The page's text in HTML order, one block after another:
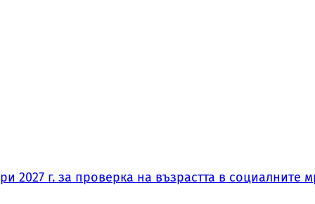
2027 г. за проверка на възрастта в социалните